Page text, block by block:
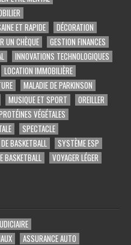
ET RAPIDE
DÉCORATION
UN CHÈQUE
GESTION FINANCES
INNOVATIONS TECHNOLOGIQUES
LOCATION IMMOBILIÈRE
MALADIE DE PARKINSON
MUSIQUE ET SPORT
OREILLER
VÉGÉTALES
SPECTACLE
BASKETBALL
SYSTÈME ESP
BASKETBALL VOYAGER LÉGER
ASSURANCE AUTO